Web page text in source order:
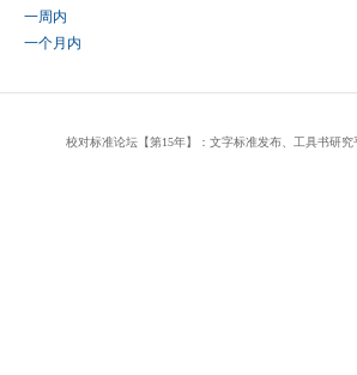
一周内
一个月内
校对标准论坛【第15年】：文字标准发布、工具书研究